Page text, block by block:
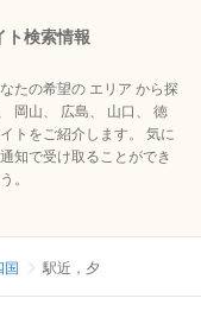
ト検索情報
たの希望の エリア から探
岡山、 広島、 山口、 徳
トをご紹介します。 気に
知で受け取ることができ
。
国 駅近，夕